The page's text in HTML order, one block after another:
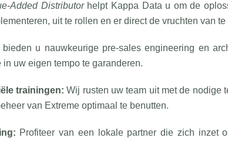
Added Distributorhelpt Kappa Data u om de
uit te rollen en er direct de vruchten van te
bieden u nauwkeurige pre-sales engineering en
uw eigen tempo te garanderen.
trainingen: Wij rusten uw team uit met de nodige
van Extreme optimaal te benutten.
Profiteer van een lokale partner die zich inzet